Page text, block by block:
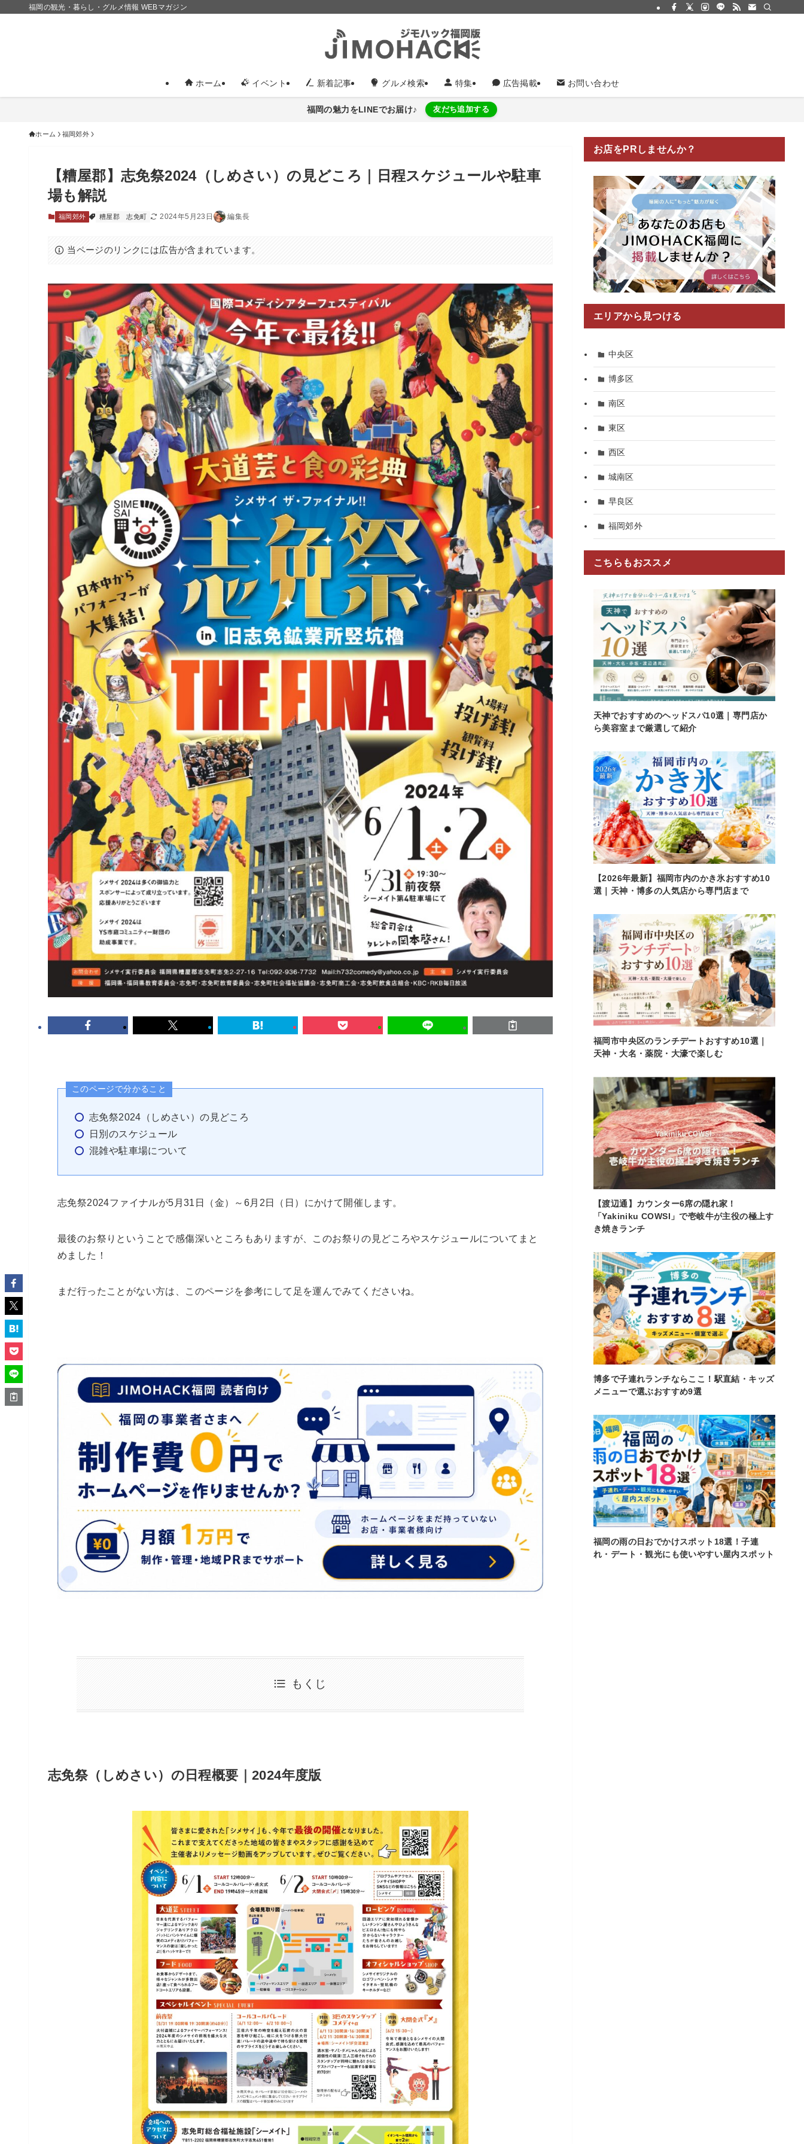
福岡の観光・暮らし・グルメ情報 WEBマガジン
ホーム イベント 新着記事 グルメ検索 特集 広告掲載 お問い合わせ
福岡の魅力をLINEでお届け♪ 友だち追加する
ホーム 福岡郊外
【糟屋郡】志免祭2024（しめさい）の見どころ｜日程スケジュールや駐車
場も解説
福岡郊外 糟屋郡 志免町 2024年5月23日 編集長
当ページのリンクには広告が含まれています。
このページで分かること
志免祭2024（しめさい）の見どころ
日別のスケジュール
混雑や駐車場について
志免祭2024ファイナルが5月31日（金）～6月2日（日）にかけて開催します。
最後のお祭りということで感傷深いところもありますが、このお祭りの見どころやスケジュールについてまと
めました！
まだ行ったことがない方は、このページを参考にして足を運んでみてくださいね。
もくじ
志免祭（しめさい）の日程概要｜2024年度版
お店をPRしませんか？
エリアから見つける
中央区
博多区
南区
東区
西区
城南区
早良区
福岡郊外
こちらもおススメ
天神でおすすめのヘッドスパ10選｜専門店か
ら美容室まで厳選して紹介
【2026年最新】福岡市内のかき氷おすすめ10
選｜天神・博多の人気店から専門店まで
福岡市中央区のランチデートおすすめ10選｜
天神・大名・薬院・大濠で楽しむ
【渡辺通】カウンター6席の隠れ家！
「Yakiniku COWSI」で壱岐牛が主役の極上す
き焼きランチ
博多で子連れランチならここ！駅直結・キッズ
メニューで選ぶおすすめ9選
福岡の雨の日おでかけスポット18選！子連
れ・デート・観光にも使いやすい屋内スポット